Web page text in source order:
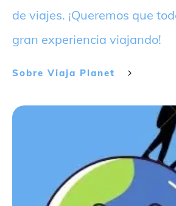
de viajes. ¡Queremos que
gran experiencia viajando!
Sobre Viaja Planet